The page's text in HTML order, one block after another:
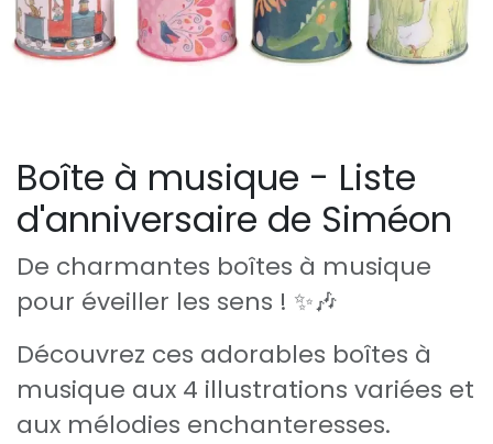
Boîte à musique - Liste
d'anniversaire de Siméon
De charmantes boîtes à musique
pour éveiller les sens ! ✨🎶
Découvrez ces adorables boîtes à
musique aux 4 illustrations variées et
aux mélodies enchanteresses.